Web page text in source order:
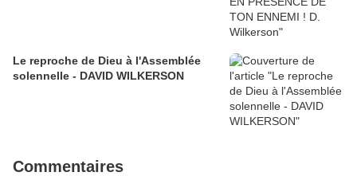
Le reproche de Dieu à l'Assemblée
solennelle - DAVID WILKERSON
Commentaires